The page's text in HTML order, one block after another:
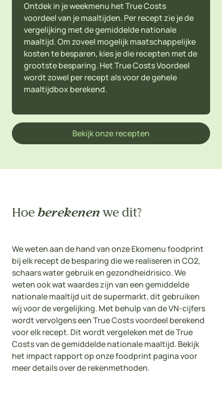
Ontdek in je weekmenu het True Costs
voordeel van je maaltijden. Per recept zie je de
vergelijking met de gemiddelde nationale
maaltijd. Om zoveel mogelijk maatschappelijke
kosten te besparen, kies je die recepten met de
grootste besparing. Het True Costs Voordeel
wordt zowel per recept als voor de gehele
maaltijdbox berekend.
Bekijk onze recepten
Hoe berekenen we dit?
We weten aan de hand van onze Ekomenu foodprint
bij elk recept de besparing die we realiseren in CO2,
schaars water gebruik en gezondheidrisico. We
weten ook wat waardes zijn van een gemiddelde
nationale maaltijd uit de supermarkt, dit gebruiken
wij voor de vergelijking. Met behulp van de VN-cijfers
wordt vervolgens een True Costs voordeel berekend
voor elk recept. Dit wordt vergeleken met de True
Costs van de gemiddelde nationale maaltijd. Bekijk
het impact rapport op onze foodprint pagina voor
meer details over de rekenmethoden.